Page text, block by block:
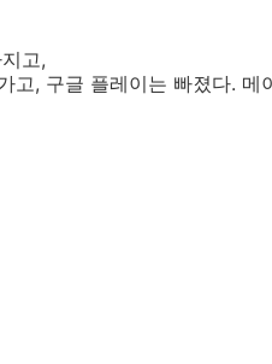
고,
고, 구글 플레이는 빠졌다. 메